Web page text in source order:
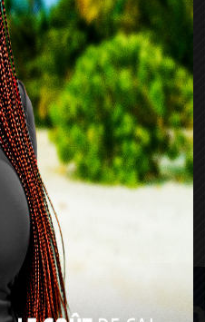
L M M
3 4 5
10 11 12
17 18 19
24 25 26